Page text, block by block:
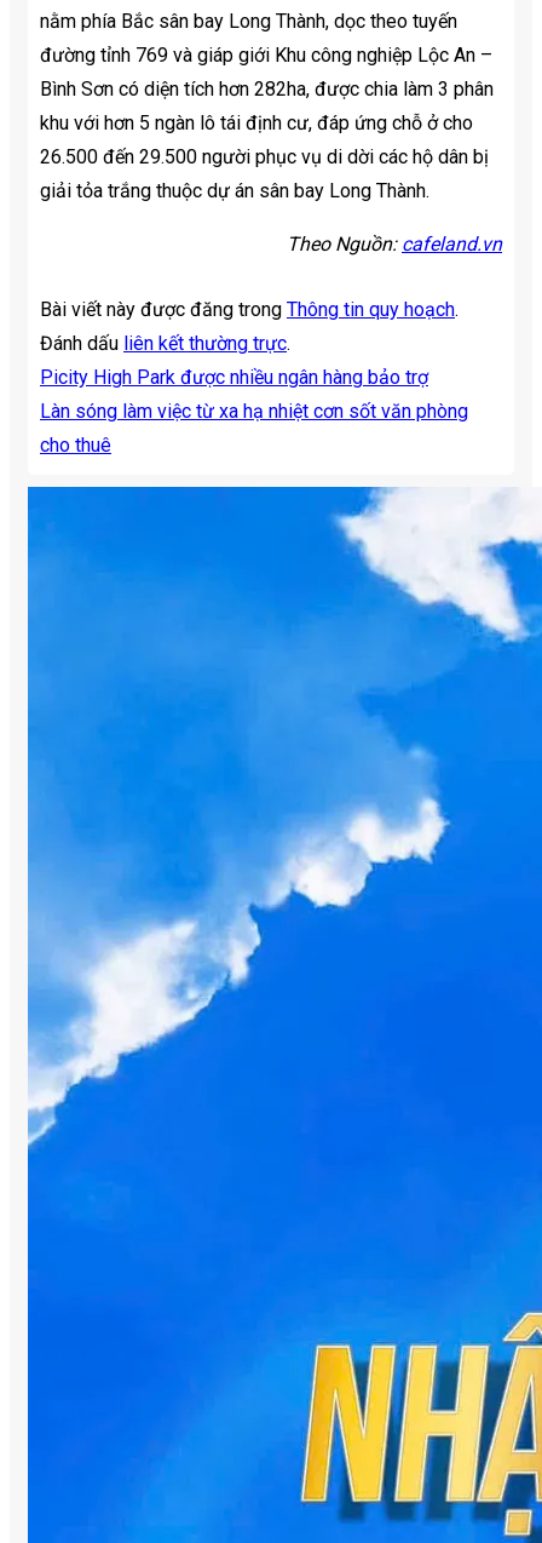
nằm phía Bắc sân bay Long Thành, dọc theo tuyến
đường tỉnh 769 và giáp giới Khu công nghiệp Lộc An –
Bình Sơn có diện tích hơn 282ha, được chia làm 3 phân
khu với hơn 5 ngàn lô tái định cư, đáp ứng chỗ ở cho
26.500 đến 29.500 người phục vụ di dời các hộ dân bị
giải tỏa trắng thuộc dự án sân bay Long Thành.
Theo Nguồn: cafeland.vn
Bài viết này được đăng trong Thông tin quy hoạch.
Đánh dấu liên kết thường trực.
Picity High Park được nhiều ngân hàng bảo trợ
Làn sóng làm việc từ xa hạ nhiệt cơn sốt văn phòng
cho thuê